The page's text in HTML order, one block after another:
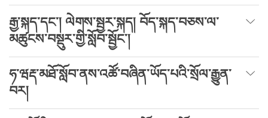
རྒྱ་སྐད་དང་། ལེགས་སྦྱར་སྐད། བོད་སྐད་བཅས་ལ་
མཚུངས་བསྡུར་གྱི་སློབ་སྦྱོང་།
ཧ་ཝརྡ་མཐོ་སློབ་ནས་འཚོ་བཞིན་ཡོད་པའི་སྲོལ་རྒྱུན་
བར།